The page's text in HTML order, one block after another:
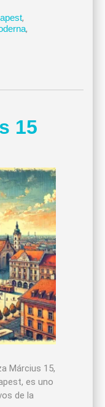
,
,
15
Március 15,
es uno
de la